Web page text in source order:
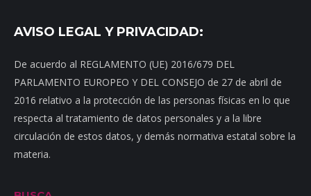
AVISO LEGAL Y PRIVACIDAD:
De acuerdo al REGLAMENTO (UE) 2016/679 DEL
PARLAMENTO EUROPEO Y DEL CONSEJO de 27 de abril de
2016 relativo a la protección de las personas físicas en lo que
respecta al tratamiento de datos personales y a la libre
circulación de estos datos, y demás normativa estatal sobre la
materia.